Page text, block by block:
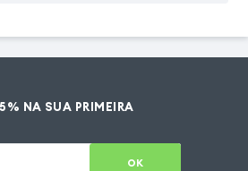
NA SUA PRIMEIRA
OK